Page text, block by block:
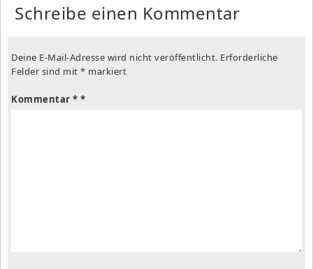
Schreibe einen Kommentar
Deine E-Mail-Adresse wird nicht veröffentlicht. Erforderliche
Felder sind mit * markiert
Kommentar *